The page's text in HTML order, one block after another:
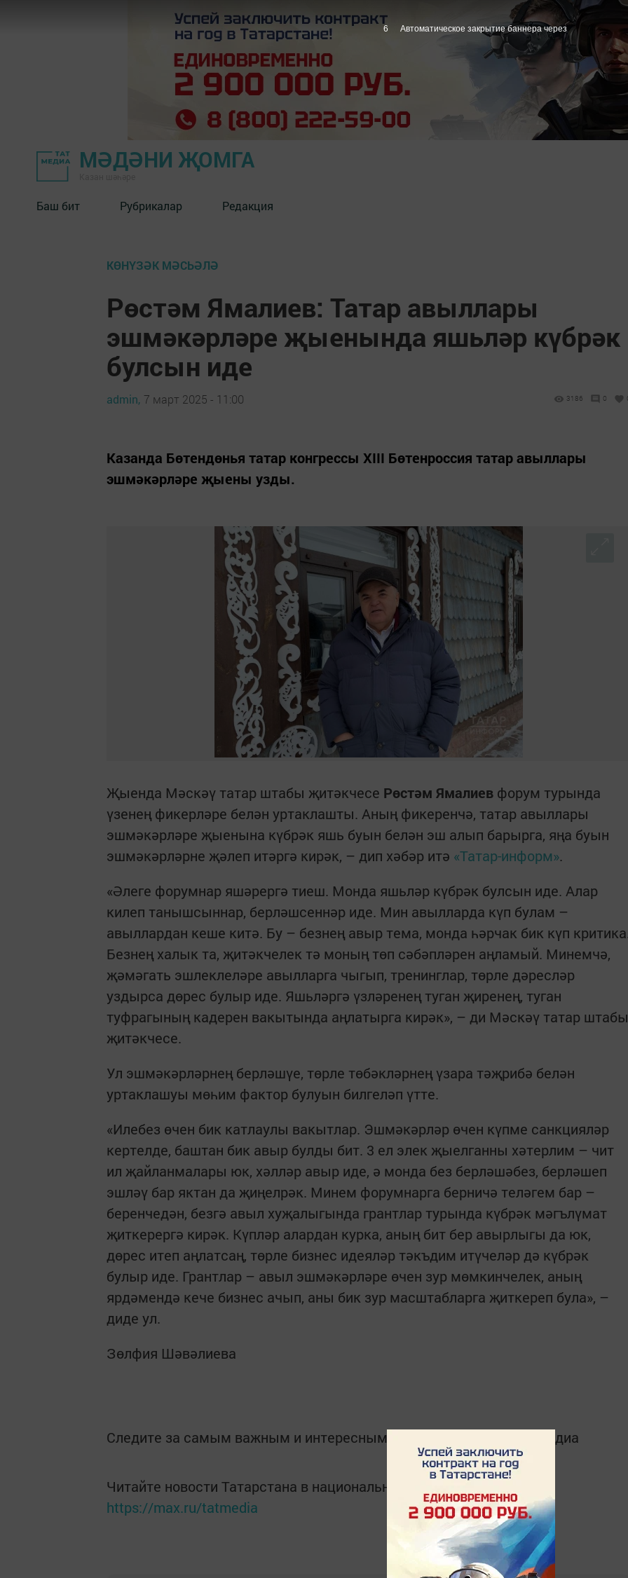
МӘДӘНИ ҖОМГА
Баш бит Рубрикалар Редакция
КӨНҮЗӘК МӘСЬӘЛӘ
Рөстәм Ямалиев: Татар авыллары
эшмәкәрләре җыенында яшьләр күбрәк
булсын иде
admin, 7 март 2025 - 11:00 3186 0
Казанда Бөтендөнья татар конгрессы XIII Бөтенроссия татар авыллары
эшмәкәрләре җыены узды.
Җыенда Мәскәү татар штабы җитәкчесе Рөстәм Ямалиев форум турында
үзенең фикерләре белән уртаклашты. Аның фикеренчә, татар авыллары
эшмәкәрләре җыенына күбрәк яшь буын белән эш алып барырга, яңа буын
эшмәкәрләрне җәлеп итәргә кирәк, – дип хәбәр итә «Татар-информ».
«Әлеге форумнар яшәрергә тиеш. Монда яшьләр күбрәк булсын иде. Алар
килеп танышсыннар, берләшсеннәр иде. Мин авылларда күп булам –
авыллардан кеше китә. Бу – безнең авыр тема, монда һәрчак бик күп
Безнең халык та, җитәкчелек тә моның төп сәбәпләрен аңламый. Минемчә,
җәмәгать эшлеклеләре авылларга чыгып, тренинглар, төрле дәресләр
уздырса дөрес булыр иде. Яшьләргә үзләренең туган җиренең, туган
туфрагының кадерен вакытында аңлатырга кирәк», – ди Мәскәү татар штабы
җитәкчесе.
Ул эшмәкәрләрнең берләшүе, төрле төбәкләрнең үзара тәҗрибә белән
уртаклашуы мөһим фактор булуын билгеләп үтте.
«Илебез өчен бик катлаулы вакытлар. Эшмәкәрләр өчен күпме санкцияләр
кертелде, баштан бик авыр булды бит. 3 ел элек җыелганны хәтерлим – чит
ил җайланмалары юк, хәлләр авыр иде, ә монда без берләшәбез, берләшеп
эшләү бар яктан да җиңелрәк. Минем форумнарга берничә теләгем бар –
беренчедән, безгә авыл хуҗалыгында грантлар турында күбрәк мәгълүмат
җиткерергә кирәк. Күпләр алардан курка, аның бит бер авырлыгы да юк,
дөрес итеп аңлатсаң, төрле бизнес идеяләр тәкъдим итүчеләр дә күбрәк
булыр иде. Грантлар – авыл эшмәкәрләре өчен зур мөмкинчелек, аның
ярдәмендә кече бизнес ачып, аны бик зур масштабларга җиткереп була», –
диде ул.
Зөлфия Шәвәлиева
Следите за самым важным и интересным в Татмедиа
Читайте новости Татарстана в национальном мессенджере MАХ:
https://max.ru/tatmedia
5 Автоматическое закрытие баннера через